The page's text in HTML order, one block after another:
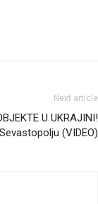
Next article
U UKRAJINI!
(VIDEO)